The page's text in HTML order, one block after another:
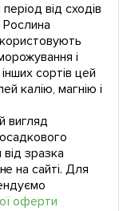
від сходів
Рослина
і
сортів цей
калію, магнію і
вигляд
зразка
на сайті. Для
оферти